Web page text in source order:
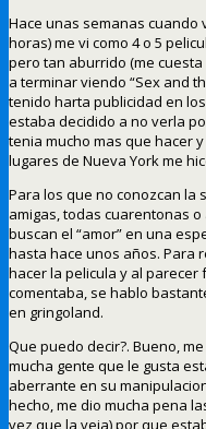
Hace unas semanas cuando
horas) me vi como 4 o 5
pero tan aburrido (me
a terminar viendo “Sex and
tenido harta publicidad en
estaba decidido a no verla
tenia mucho mas que hacer
lugares de Nueva York me
Para los que no conozcan la
amigas, todas cuarentonas
buscan el “amor” en una
hasta hace unos años. Para
hacer la pelicula y al
comentaba, se hablo
en gringoland.
Que puedo decir?. Bueno,
mucha gente que le gusta
aberrante en su
hecho, me dio mucha pena
vez que la veia) por que